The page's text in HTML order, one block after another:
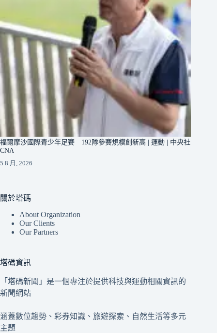
福爾摩沙國際青少年足賽 192隊參賽規模創新高 | 運動 | 中央社
CNA
5 8 月, 2026
關於塔碼
About Organization
Our Clients
Our Partners
塔碼資訊
「塔碼新聞」是一個專注於提供科技與運動相關資訊的
新聞網站
涵蓋數位趨勢、彩券知識、旅遊探索、自然生活等多元
主題